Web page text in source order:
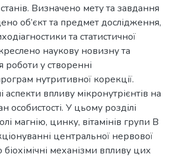
Визначено мету та завдання
об’єкт та предмет дослідження,
та статистичної
наукову новизну та
роботи у створенні
нутритивної корекції.
аспекти впливу мікронутрієнтів на
особистості. У цьому розділі
магнію, цинку, вітамінів групи B
центральної нервової
механізми впливу цих